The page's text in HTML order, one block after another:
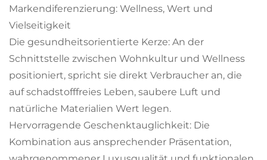
Markendiferenzierung: Wellness, Wert und
Vielseitigkeit
Die gesundheitsorientierte Kerze: An der
Schnittstelle zwischen Wohnkultur und Wellness
positioniert, spricht sie direkt Verbraucher an, die
auf schadstofffreies Leben, saubere Luft und
natürliche Materialien Wert legen.
Hervorragende Geschenktauglichkeit: Die
Kombination aus ansprechender Präsentation,